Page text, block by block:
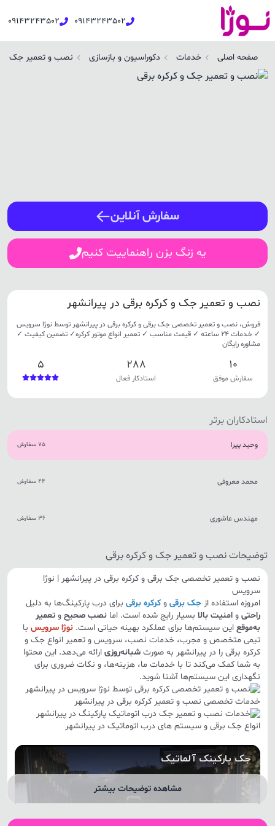
09143243502
09143243502
صفحه اصلی خدمات دکوراسیون و بازسازی نصب و تعمیر جک و
سفارش آنلاین
یه زنگ بزن راهنماییت کنیم
نصب و تعمیر جک و کرکره برقی در پیرانشهر
فروش، نصب و تعمیر تخصصی جک برقی و کرکره برقی در پیرانشهر توسط نوژا سرویس
✓ خدمات 24 ساعته ✓ قیمت مناسب ✓ تعمیر انواع موتور کرکره✓ تضمین کیفیت ✓
مشاوره رایگان
10
سفارش موفق
288
استادکار فعال
5
استادکاران برتر
وحید پیرا 75 سفارش
محمد معروفی 44 سفارش
مهندس عاشوری 36 سفارش
توضیحات نصب و تعمیر جک و کرکره برقی
نصب و تعمیر تخصصی جک برقی و کرکره برقی در پیرانشهر | نوژا
سرویس
امروزه استفاده از جک برقی و کرکره برقی برای درب پارکینگ‌ها به دلیل
راحتی و امنیت بالا بسیار رایج شده است. اما نصب صحیح و تعمیر
به‌موقع این سیستم‌ها برای عملکرد بهینه حیاتی است. نوژا سرویس با
تیمی متخصص و مجرب، خدمات نصب، سرویس و تعمیر انواع جک و
کرکره برقی را در پیرانشهر به صورت شبانه‌روزی ارائه می‌دهد. این محتوا
به شما کمک می‌کند تا با خدمات ما، هزینه‌ها، و نکات ضروری برای
نگهداری این سیستم‌ها آشنا شوید.
خدمات تخصصی نصب و تعمیر کرکره برقی در پیرانشهر
انواع جک برقی و سیستم های درب اتوماتیک در پیرانشهر
مشاهده توضیحات بیشتر